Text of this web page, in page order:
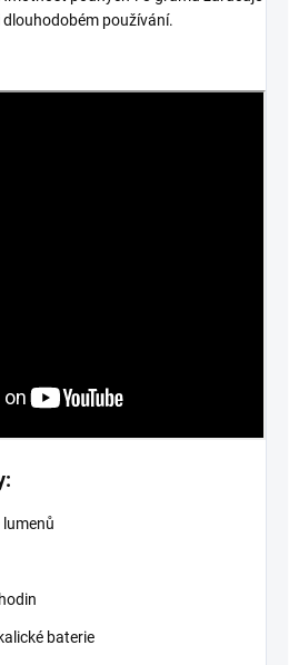
používání.
baterie